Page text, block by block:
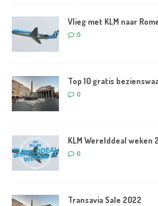
Vlieg met KLM naar
0
Top 10 gratis
0
KLM Werelddeal weken
0
Transavia Sale 2022